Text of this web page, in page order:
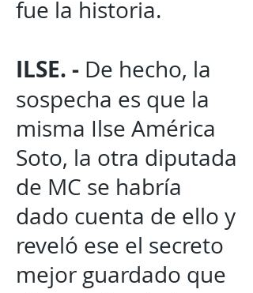
fue la historia.
ILSE. - De hecho, la
sospecha es que la
misma Ilse América
Soto, la otra diputada
de MC se habría
dado cuenta de ello y
reveló ese el secreto
mejor guardado que